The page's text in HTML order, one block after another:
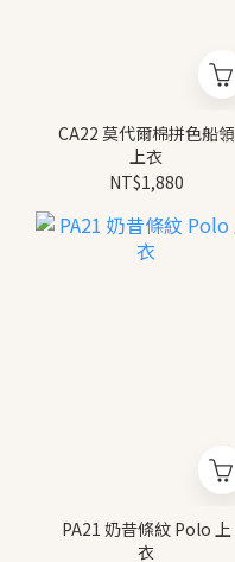
CA22 莫代爾棉拼色船領
上衣
NT$1,880
PA21 奶昔條紋 Polo 上
衣